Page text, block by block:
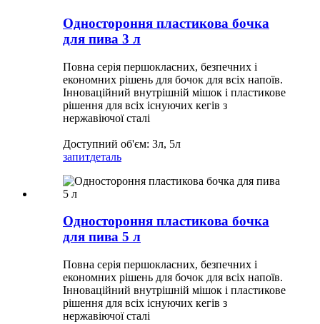
Одностороння пластикова бочка
для пива 3 л
Повна серія першокласних, безпечних і
економних рішень для бочок для всіх напоїв.
Інноваційний внутрішній мішок і пластикове
рішення для всіх існуючих кегів з
нержавіючої сталі
Доступний об'єм: 3л, 5л
запитдеталь
Одностороння пластикова бочка
для пива 5 л
Повна серія першокласних, безпечних і
економних рішень для бочок для всіх напоїв.
Інноваційний внутрішній мішок і пластикове
рішення для всіх існуючих кегів з
нержавіючої сталі